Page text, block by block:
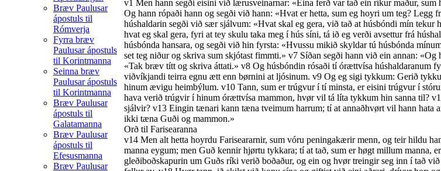
Bræv Paulusar
ápostuls til
Rómverja
Fyrra bræv
Paulusar ápostuls
til Korintmanna
Seinna bræv
Paulusar ápostuls
til Korintmanna
Bræv Paulusar
ápostuls til
Galatamanna
Bræv Paulusar
ápostuls til
Efesusmanna
Bræv Paulusar
v1 Men hann segði eisini við lærusveinarnar: «Eina ferð var tað ein ríkur maður,
Og hann rópaði hann og segði við hann: «Hvat er hetta, sum eg hoyri um teg?
húshaldarin segði við sær sjálvum: «Hvat skal eg gera, við tað at húsbóndi mín
hvat eg skal gera, fyri at tey skulu taka meg í hús síni, tá ið eg verði avsettur frá
húsbónda hansara, og segði við hin fyrsta: «Hvussu mikið skyldar tú húsbónda
set teg niður og skriva sum skjótast fimmti.» v7 Síðan segði hann við ein annan:
«Tak bræv títt og skriva áttati.» v8 Og húsbóndin rósaði tí órættvísa húshaldaranum
viðvíkjandi teirra egnu ætt enn børnini at ljósinum. v9 Og eg sigi tykkum: Gerið
hinum ævigu heimbýlum. v10 Tann, sum er trúgvur í tí minsta, er eisini trúgvur í
hava verið trúgvir í hinum órættvísa mammon, hvør vil tá líta tykkum hin sanna til?
sjálvir? v13 Eingin tænari kann tæna tveimum harrum; tí at annaðhvørt vil hann hata
ikki tæna Guði og mammon.»
Orð til Farisearanna
v14 Men alt hetta hoyrdu Fariseararnir, sum vóru peningakærir menn, og teir hildu
manna eygum; men Guð kennir hjørtu tykkara; tí at tað, sum er høgt millum manna,
gleðiboðskapurin um Guðs ríki verið boðaður, og ein og hvør treingir seg inn í tað